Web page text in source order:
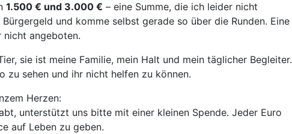
1.500 € und 3.000 € – eine Summe, die ich leider nicht
und komme selbst gerade so über die Runden. Eine
nicht angeboten.
sie ist meine Familie, mein Halt und mein täglicher Begleiter.
zu sehen und ihr nicht helfen zu können.
Herzen:
unterstützt uns bitte mit einer kleinen Spende. Jeder Euro
auf Leben zu geben.